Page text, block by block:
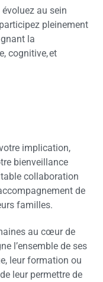
au sein
pleinement
la
cognitive, et
implication,
bienveillance
collaboration
de
familles.
au cœur de
l’ensemble de ses
leur formation ou
leur permettre de